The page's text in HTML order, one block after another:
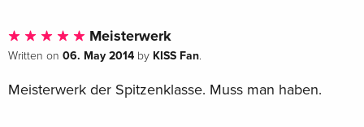
Meisterwerk
Written on 06. May 2014 by KISS Fan.
Meisterwerk der Spitzenklasse. Muss man haben.